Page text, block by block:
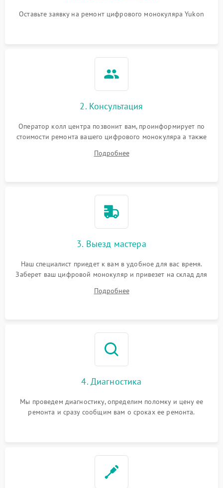
Оставьте заявку на ремонт цифрового монокуляра Yukon
2. Консультация
Оператор колл центра позвонит вам, проинформирует по
стоимости ремонта вашего цифрового монокуляра а также
Подробнее
3. Выезд мастера
Наш специалист приедет к вам в удобное для вас время.
Заберет ваш цифровой монокуляр и привезет на склад для
Подробнее
4. Диагностика
Мы проведем диагностику, определим поломку и цену ее
ремонта и сразу сообщим вам о сроках ее ремонта.